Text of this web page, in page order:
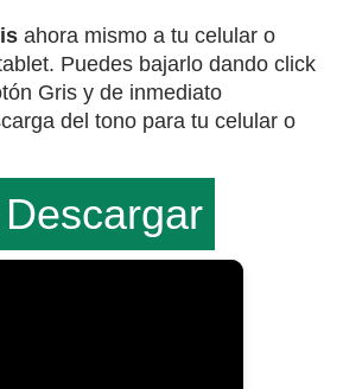
ahora mismo a tu celular o
Puedes bajarlo dando click
Gris y de inmediato
del tono para tu celular o
Descargar